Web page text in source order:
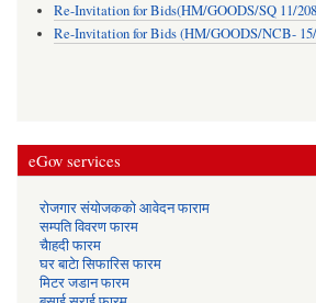
Re-Invitation for Bids(HM/GOODS/SQ 11/
Re-Invitation for Bids (HM/GOODS/NCB-
eGov services
रोजगार संयोजकको आवेदन फाराम
सम्पति विवरण फारम
चैाहदी फारम
घर बाटेा सिफारिस फारम
मिटर जडान फारम